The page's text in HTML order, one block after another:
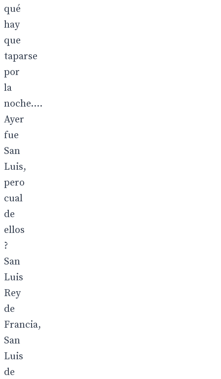
qué
hay
que
taparse
por
la
noche....
Ayer
fue
San
Luis,
pero
cual
de
ellos
?
San
Luis
Rey
de
Francia,
San
Luis
de